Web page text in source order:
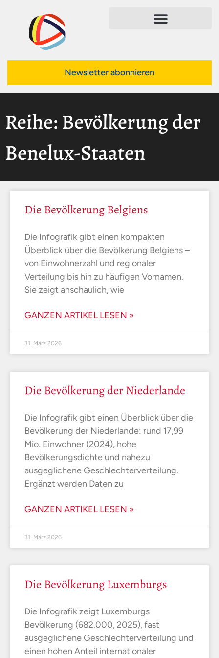
Newsletter abonnieren
Reihe: Bevölkerung der
Benelux-Staaten
Die Bevölkerung Belgiens
Die Infografik gibt einen kompakten
Überblick über die Bevölkerung Belgiens –
von Einwohnerzahl und regionaler
Verteilung bis hin zu häufigen Vornamen.
Sie zeigt anschaulich, wie
GANZEN ARTIKEL LESEN »
31. März 2026
Die Bevölkerung der Niederlande
Die Infografik gibt einen Überblick über die
Bevölkerung der Niederlande: rund 17,99
Mio. Einwohner (2024), hohe
Bevölkerungsdichte und nahezu
ausgeglichene Geschlechterverteilung.
Ergänzt werden Daten zu
GANZEN ARTIKEL LESEN »
31. März 2026
Die Bevölkerung Luxemburgs
Die Infografik zeigt Luxemburgs
Bevölkerung (682.000, 2025), fast
ausgeglichene Geschlechterverteilung und
einen hohen Anteil internationaler